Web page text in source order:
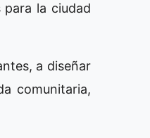
la ciudad
a diseñar
comunitaria,